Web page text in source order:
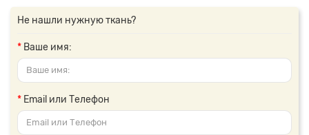
Не нашли нужную ткань?
Ваше имя:
Email или Телефон